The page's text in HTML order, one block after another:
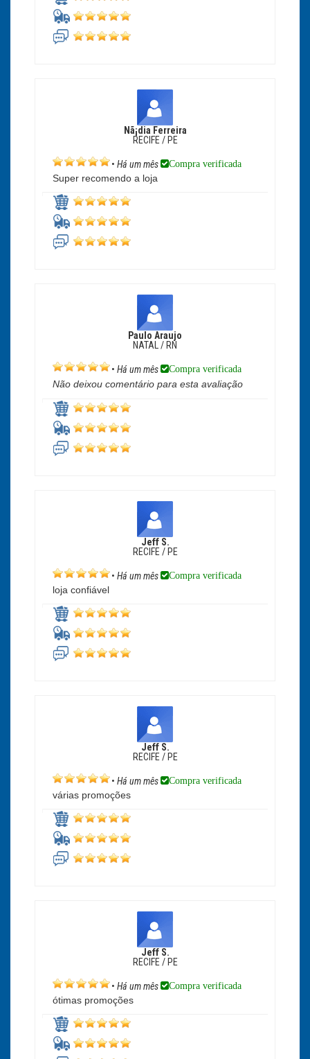
Nã¡dia Ferreira
RECIFE / PE
• Há um mês Compra verificada
Super recomendo a loja
Paulo Araujo
NATAL / RN
• Há um mês Compra verificada
Não deixou comentário para esta avaliação
Jeff S.
RECIFE / PE
• Há um mês Compra verificada
loja confiável
Jeff S.
RECIFE / PE
• Há um mês Compra verificada
várias promoções
Jeff S.
RECIFE / PE
• Há um mês Compra verificada
ótimas promoções